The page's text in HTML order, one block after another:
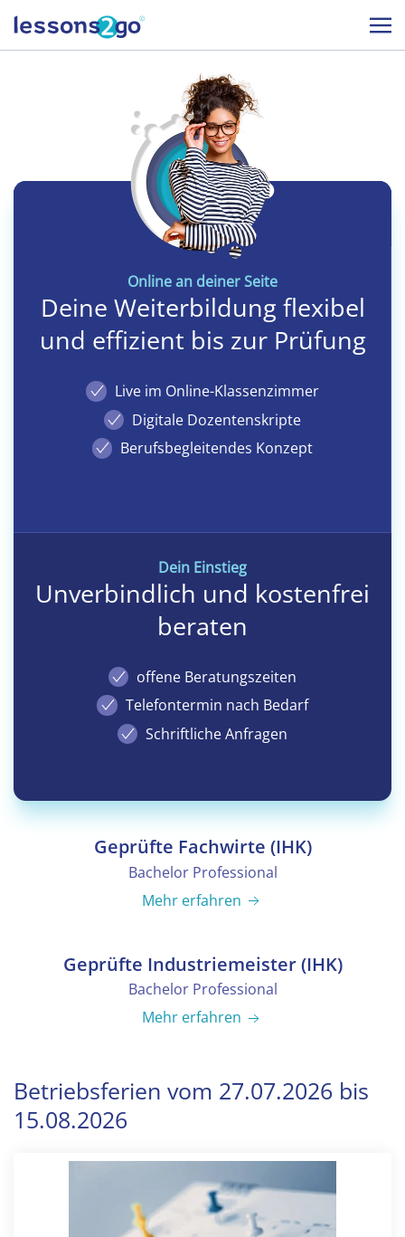
Online an deiner Seite
Deine Weiterbildung flexibel
und effizient bis zur Prüfung
Live im Online-Klassenzimmer
Digitale Dozentenskripte
Berufsbegleitendes Konzept
Dein Einstieg
Unverbindlich und kostenfrei
beraten
offene Beratungszeiten
Telefontermin nach Bedarf
SchriftlicheAnfragen
Geprüfte Fachwirte (IHK)
Bachelor Professional
Mehr erfahren
Geprüfte Industriemeister (IHK)
Bachelor Professional
Mehr erfahren
Betriebsferien vom 27.07.2026 bis
15.08.2026